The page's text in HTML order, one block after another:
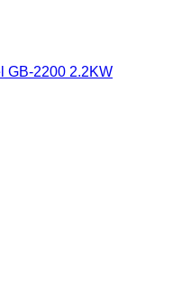
GB-2200 2.2KW